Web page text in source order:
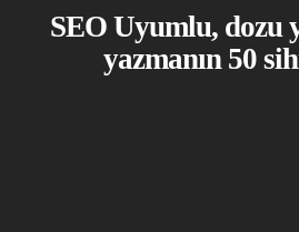
SEO Uyumlu, dozu
yazmanın 50